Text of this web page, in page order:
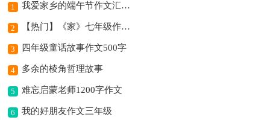
1 我爱家乡的端午节作文汇总7篇
2 【热门】《家》七年级作文500字四篇
3 四年级童话故事作文500字
4 多余的棱角哲理故事
5 难忘启蒙老师1200字作文
6 我的好朋友作文三年级